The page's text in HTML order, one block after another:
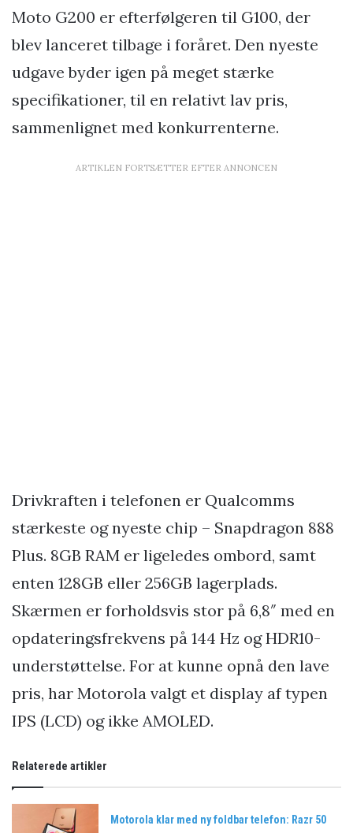
Moto G200 er efterfølgeren til G100, der
blev lanceret tilbage i foråret. Den nyeste
udgave byder igen på meget stærke
specifikationer, til en relativt lav pris,
sammenlignet med konkurrenterne.
ARTIKLEN FORTSÆTTER EFTER ANNONCEN
Drivkraften i telefonen er Qualcomms
stærkeste og nyeste chip – Snapdragon 888
Plus. 8GB RAM er ligeledes ombord, samt
enten 128GB eller 256GB lagerplads.
Skærmen er forholdsvis stor på 6,8″ med en
opdateringsfrekvens på 144 Hz og HDR10-
understøttelse. For at kunne opnå den lave
pris, har Motorola valgt et display af typen
IPS (LCD) og ikke AMOLED.
Relaterede artikler
Motorola klar med ny foldbar telefon: Razr 50